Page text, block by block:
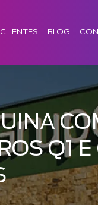
CLIENTES BLOG
Q1